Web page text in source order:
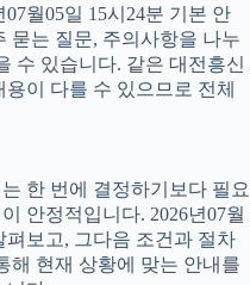
월05일 15시24분 기본 안
묻는 질문, 주의사항을 나누
수 있습니다. 같은 대전흥신
이 다를 수 있으므로 전체
한 번에 결정하기보다 필요
안정적입니다. 2026년07월
펴보고, 그다음 조건과 절차
해 현재 상황에 맞는 안내를